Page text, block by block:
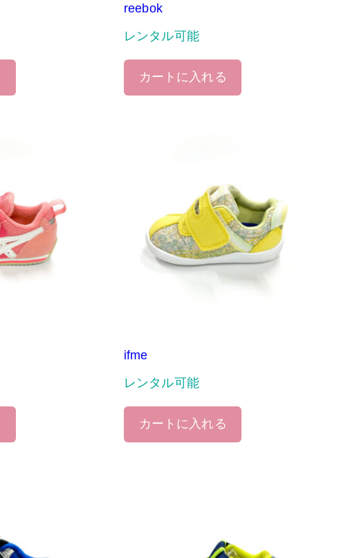
reebok
レンタル可能
カートに入れる
ifme
レンタル可能
カートに入れる